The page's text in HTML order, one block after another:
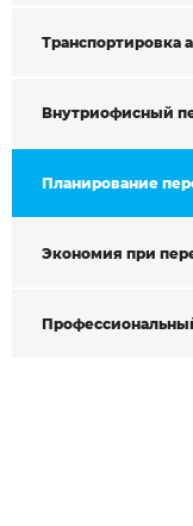
Транспортировка
Внутриофисный
Планирование
Экономия при